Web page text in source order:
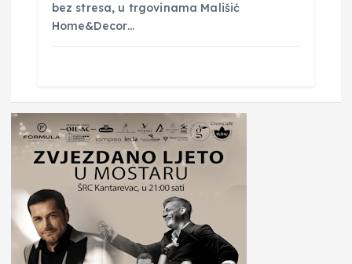
bez stresa, u trgovinama Mališić
Home&Decor…